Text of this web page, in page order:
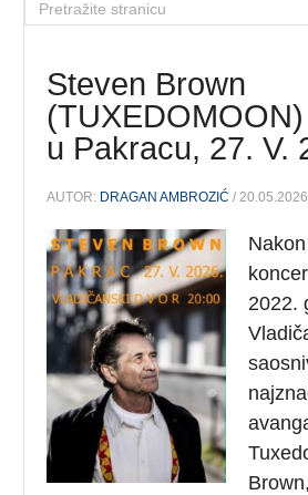
Steven Brown
u Pakracu, 27. V.
AUTOR: DRAGAN AMBROZIĆ /
2022.